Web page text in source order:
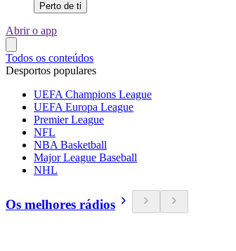
Perto de ti
Abrir o app
Todos os conteúdos
Desportos populares
UEFA Champions League
UEFA Europa League
Premier League
NFL
NBA Basketball
Major League Baseball
NHL
Os melhores rádios